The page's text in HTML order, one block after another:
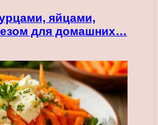
яйцами,
для домашних…